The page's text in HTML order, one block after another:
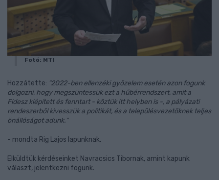
Fotó: MTI
Hozzátette: "2022-ben ellenzéki győzelem esetén azon fogunk
dolgozni, hogy megszüntessük ezt a hűbérrendszert, amit a
Fidesz kiépített és fenntart - köztük itt helyben is -, a pályázati
rendeszerből kivesszük a politikát, és a településvezetőknek teljes
önállóságot adunk."
- mondta Rig Lajos lapunknak.
Elküldtük kérdéseinket Navracsics Tibornak, amint kapunk
választ, jelentkezni fogunk.